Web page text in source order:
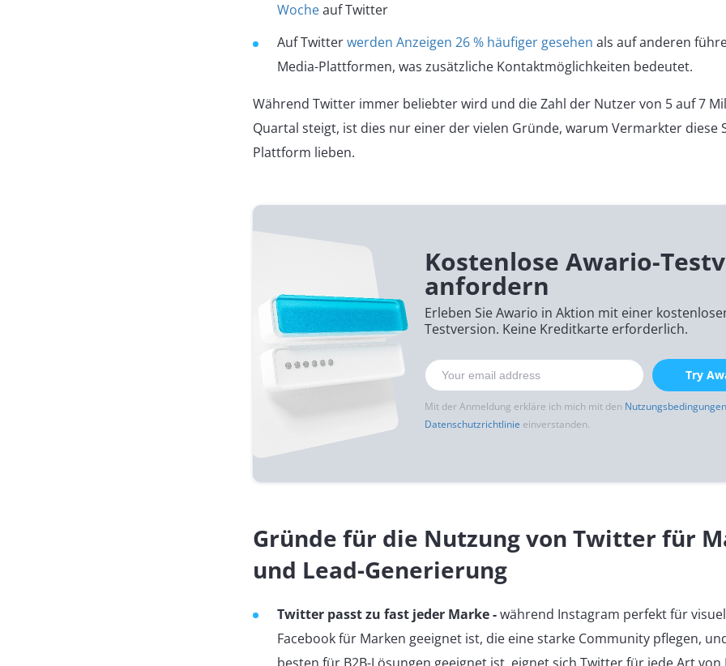
Wocheauf Twitter
Auf Twitterwerden Anzeigen 26 % häufiger gesehen als auf anderen
Media-Plattformen, was zusätzliche Kontaktmöglichkeiten bedeutet.
Während Twitter immer beliebter wird und die Zahl der Nutzer von 5 auf 7
Quartal steigt, ist dies nur einer der vielen Gründe, warum Vermarkter diese
Plattform lieben.
Kostenlose Awario-
anfordern
Erleben Sie Awario in Aktion mit einer
Testversion. Keine Kreditkarte erforderlich.
Try
Mit der Anmeldung erkläre ich mich mit den
Datenschutzrichtlinie einverstanden.
Gründe für die Nutzung von Twitter für
und Lead-Generierung
Twitter passt zu fast jeder Marke -während Instagram perfekt für
Facebook für Marken geeignet ist, die eine starke Community pflegen,